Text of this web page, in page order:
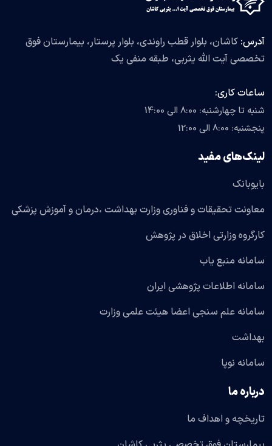
آدرس: کاشان، بلوار قطب راوندی، بلوار پرستار، بیمارستان فوق
تخصصی آیت الله یثربی، طبقه منفی یک
ساعات کاری:
شنبه تا چهارشنبه: 8:00 الی 14:00
پنجشنبه: 8:00 الی 12:00
لینک‌های مفید
بایوبانک
معاونت تحقیقات و فناوری وزارت بهداشت ،درمان و آموزش پزشکی
کارگروه وزارتی اخلاق در پژوهش
سامانه منبع یاب
سامانه اطلاعات پژوهشی ایران
سامانه علم سنجی اعضا هیئت علمی وزارت
بهداشت
سامانه نوپا
درباره ما
تاریخچه و اهداف ما